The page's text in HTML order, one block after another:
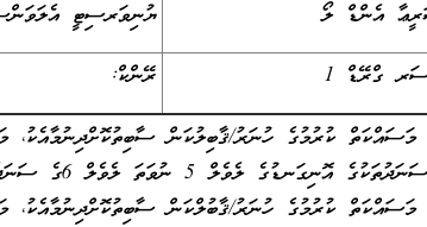
އެންޑް ލޯ ޔުނިވަރސިޓީ
ގްރޭޑް 1 ރޭންކް:
މަސައްކަތް ކުރުމުގެ ހުނަރު/ޤާބިލުކަން ސާބިތުކޮށްދިނުމާއެކު،
ލެވެލް 5 ނުވަތަ ލެވެލް 6ގެ ސަނަދެއް ހާސިލުކޮށްފައިވުން، ނުވަތަ
މަސައްކަތް ކުރުމުގެ ހުނަރު/ޤާބުލްކަން ސާބިތުކޮށްދިނުމާއެކު،